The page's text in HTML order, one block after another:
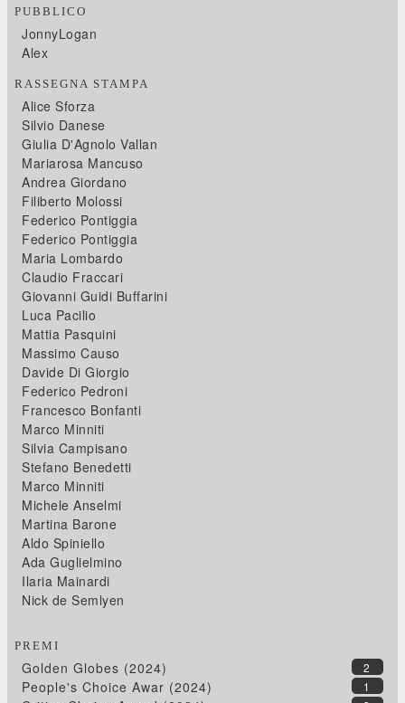
PUBBLICO
JonnyLogan
Alex
RASSEGNA STAMPA
Alice Sforza
Silvio Danese
Giulia D'Agnolo Vallan
Mariarosa Mancuso
Andrea Giordano
Filiberto Molossi
Federico Pontiggia
Federico Pontiggia
Maria Lombardo
Claudio Fraccari
Giovanni Guidi Buffarini
Luca Pacilio
Mattia Pasquini
Massimo Causo
Davide Di Giorgio
Federico Pedroni
Francesco Bonfanti
Marco Minniti
Silvia Campisano
Stefano Benedetti
Marco Minniti
Michele Anselmi
Martina Barone
Aldo Spiniello
Ada Guglielmino
Ilaria Mainardi
Nick de Semlyen
PREMI
2
Golden Globes (2024)
1
People's Choice Awar (2024)